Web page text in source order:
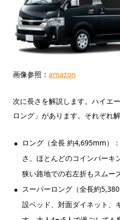
画像参照： amazon
次に長さを解説します。ハイエ
ロング」があります。それぞれ解
ロング（全長 約4,695mm）
さ。ほとんどのコインパーキ
狭い路地での右左折もスムー
スーパーロング（全長約
設ベッド、対面ダイネット、